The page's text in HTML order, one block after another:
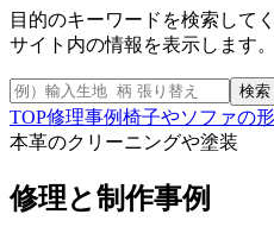
目的のキーワードを検索してく
サイト内の情報を表示します。
検索
TOP修理事例椅子やソファの
本革のクリーニングや塗装
修理と制作事例